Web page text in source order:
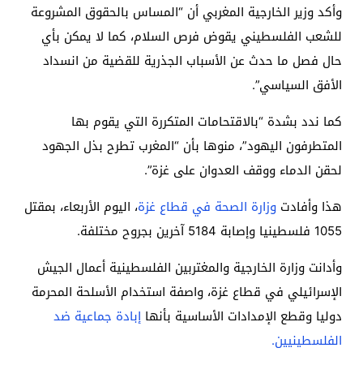
وأكد وزير الخارجية المغربي أن “المساس بالحقوق المشروعة
للشعب الفلسطيني يقوض فرص السلام، كما لا يمكن بأي
حال فصل ما حدث عن الأسباب الجذرية للقضية من انسداد
الأفق السياسي”.
كما ندد بشدة “بالاقتحامات المتكررة التي يقوم بها
المتطرفون اليهود”، منوها بأن “المغرب تطرح بذل الجهود
لحقن الدماء ووقف العدوان على غزة”.
هذا وأفادتوزارة الصحة في قطاع غزة، اليوم الأربعاء، بمقتل
1055 فلسطينيا وإصابة 5184 آخرين بجروح مختلفة.
وأدانت وزارة الخارجية والمغتربين الفلسطينية أعمال الجيش
الإسرائيلي في قطاع غزة، واصفة استخدام الأسلحة المحرمة
دوليا وقطع الإمدادات الأساسية بأنها إبادة جماعية ضد
الفلسطينيين.